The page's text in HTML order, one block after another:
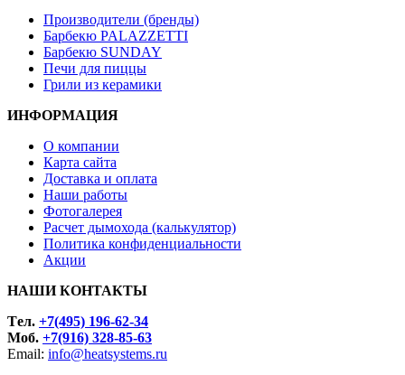
Производители (бренды)
Барбекю PALAZZETTI
Барбекю SUNDAY
Печи для пиццы
Грили из керамики
ИНФОРМАЦИЯ
О компании
Карта сайта
Доставка и оплата
Наши работы
Фотогалерея
Расчет дымохода (калькулятор)
Политика конфиденциальности
Акции
НАШИ КОНТАКТЫ
Tел. +7(495) 196-62-34
Моб. +7(916) 328-85-63
Email: info@heatsystems.ru